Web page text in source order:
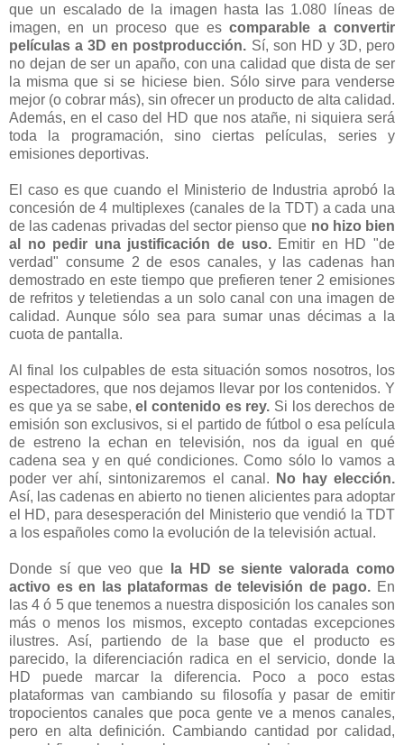
que un escalado de la imagen hasta las 1.080 líneas de
imagen, en un proceso que escomparable a convertir
películas a 3D en postproducción. Sí, son HD y 3D, pero
no dejan de ser un apaño, con una calidad que dista de ser
la misma que si se hiciese bien. Sólo sirve para venderse
mejor (o cobrar más), sin ofrecer un producto de alta calidad.
Además, en el caso del HD que nos atañe, ni siquiera será
toda la programación, sino ciertas películas, series y
emisiones deportivas.
El caso es que cuando el Ministerio de Industria aprobó la
concesión de 4 multiplexes (canales de la TDT) a cada una
de las cadenas privadas del sector pienso que no hizo bien
al no pedir una justificación de uso. Emitir en HD "de
verdad" consume 2 de esos canales, y las cadenas han
demostrado en este tiempo que prefieren tener 2 emisiones
de refritos y teletiendas a un solo canal con una imagen de
calidad. Aunque sólo sea para sumar unas décimas a la
cuota de pantalla.
Al final los culpables de esta situación somos nosotros, los
espectadores, que nos dejamos llevar por los contenidos. Y
es que ya se sabe,el contenido es rey. Si los derechos de
emisión son exclusivos, si el partido de fútbol o esa película
de estreno la echan en televisión, nos da igual en qué
cadena sea y en qué condiciones. Como sólo lo vamos a
poder ver ahí, sintonizaremos el canal.
No hay elección.
Así, las cadenas en abierto no tienen alicientes para adoptar
el HD, para desesperación del Ministerio que vendió la TDT
a los españoles como la evolución de la televisión actual.
Donde sí que veo que
la HD se siente valorada como
activo es en las plataformas de televisión de pago. En
las 4 ó 5 que tenemos a nuestra disposición los canales son
más o menos los mismos, excepto contadas excepciones
ilustres. Así, partiendo de la base que el producto es
parecido, la diferenciación radica en el servicio, donde la
HD puede marcar la diferencia. Poco a poco estas
plataformas van cambiando su filosofía y pasar de emitir
tropocientos canales que poca gente ve a menos canales,
pero en alta definición. Cambiando cantidad por calidad,